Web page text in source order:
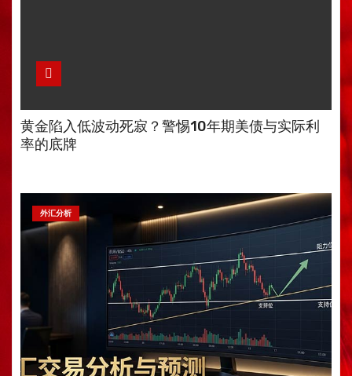
黄金陷入低波动死寂？警惕10年期美债与实际利
率的底牌
外汇分析